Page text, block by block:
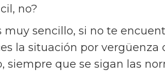
no?
muy sencillo, si no te
la situación por vergüenza
que se sigan las